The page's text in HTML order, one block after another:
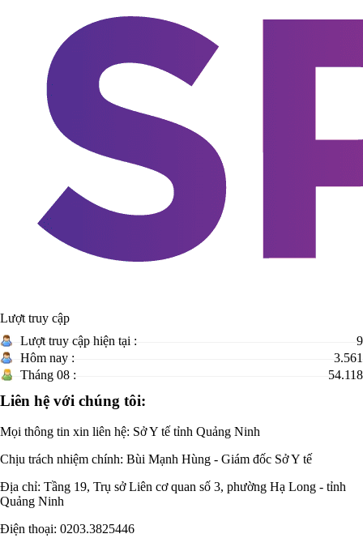
Lượt truy cập
Lượt truy cập hiện tại :
9
Hôm nay :
3.561
Tháng 08 :
54.118
Liên hệ với chúng tôi:
Mọi thông tin xin liên hệ: Sở Y tế tỉnh Quảng Ninh
Chịu trách nhiệm chính: Bùi Mạnh Hùng - Giám đốc Sở Y tế
Địa chỉ: Tầng 19, Trụ sở Liên cơ quan số 3, phường Hạ Long - tỉnh
Quảng Ninh
Điện thoại: 0203.3825446